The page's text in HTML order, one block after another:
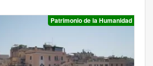
Patrimonio de la Humanidad